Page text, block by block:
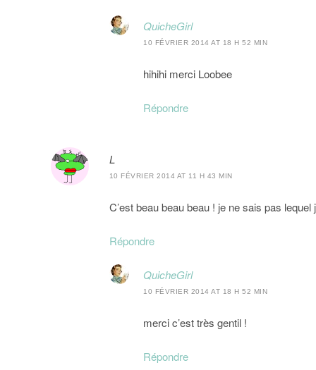
QuicheGirl
10 FÉVRIER 2014 AT 18 H 52 MIN
hihihi merci Loobee
Répondre
L
10 FÉVRIER 2014 AT 11 H 43 MIN
C’est beau beau beau ! je ne sais pas lequel
Répondre
QuicheGirl
10 FÉVRIER 2014 AT 18 H 52 MIN
merci c’est très gentil !
Répondre